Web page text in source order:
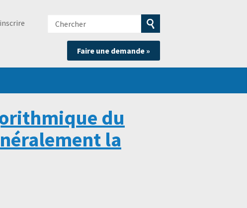
Chercher
Soumettre
la
recherche
Faire une demande »
du
la